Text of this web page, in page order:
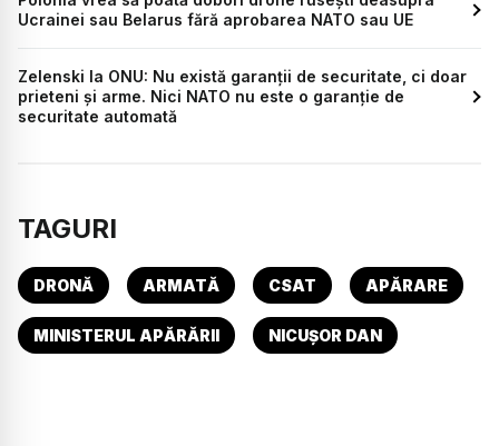
Ucrainei sau Belarus fără aprobarea NATO sau UE
Zelenski la ONU: Nu există garanții de securitate, ci doar
prieteni și arme. Nici NATO nu este o garanție de
securitate automată
TAGURI
DRONĂ ARMATĂ CSAT APĂRARE
MINISTERUL APĂRĂRII NICUȘOR DAN